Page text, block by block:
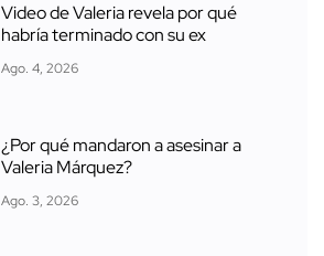
Video de Valeria revela por qué
habría terminado con su ex
Ago. 4, 2026
¿Por qué mandaron a asesinar a
Valeria Márquez?
Ago. 3, 2026